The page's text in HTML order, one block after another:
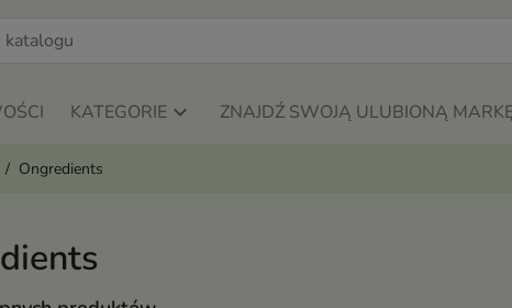
KATEGORIE ZNAJDŹ SWOJĄ ULUBIONĄ
Ongredients